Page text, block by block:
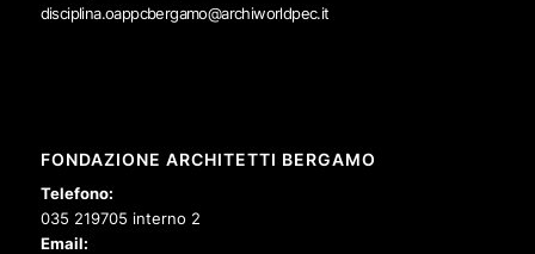
disciplina.oappcbergamo@archiworldpec.it
FONDAZIONE ARCHITETTI BERGAMO
Telefono:
035 219705 interno 2
Email: